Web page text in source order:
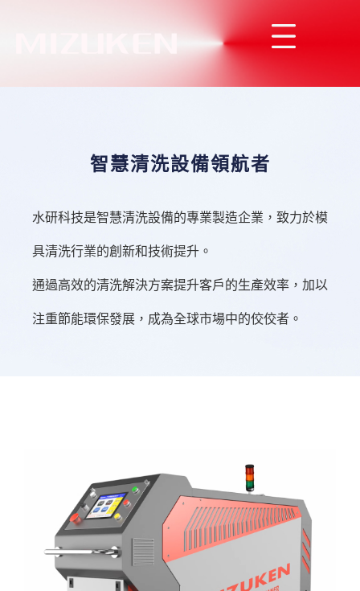
智慧清洗設備領航者
水研科技是智慧清洗設備的專業製造企業，致力於模
具清洗行業的創新和技術提升。
通過高效的清洗解決方案提升客戶的生產效率，加以
注重節能環保發展，成為全球市場中的佼佼者。